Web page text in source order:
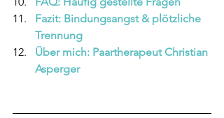
Fazit: Bindungsangst & plötzliche
Trennung
Über mich: Paartherapeut Christian
Asperger